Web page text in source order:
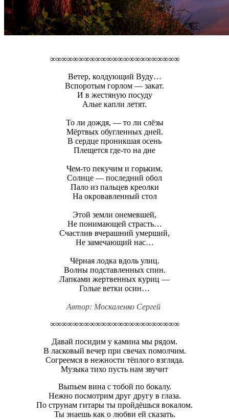
∞∞∞∞∞∞∞∞∞∞∞∞∞∞∞∞∞∞∞∞∞∞∞
Ветер, колдующий Вуду…
Вспоротым горлом — закат.
И в жестяную посуду
Алые капли летят.
То ли дождя, — то ли слёзы
Мёртвых обугленных дней.
В сердце проникшая осень
Плещется где-то на дне
Чем-то пекучим и горьким.
Солнце — последний обол
Пало из пальцев креолки
На окровавленный стол
Этой земли онемевшей,
Не понимающей страсть…
Счастлив вчерашний умерший,
Не замечающий нас…
Чёрная лодка вдоль улиц.
Волны подставленных спин.
Лапками жертвенных куриц —
Голые ветки осин…
Автор: Москаленко Сергей
∞∞∞∞∞∞∞∞∞∞∞∞∞∞∞∞∞∞∞∞∞∞∞
Давай посидим у камина мы рядом.
В ласковый вечер при свечах помолчим.
Согреемся в нежности тёплого взгляда.
Музыка тихо пусть нам звучит
Выпьем вина с тобой по бокалу.
Нежно посмотрим друг другу в глаза.
По струнам гитары ты пройдёшься вокалом.
Ты знаешь как о любви ей сказать.